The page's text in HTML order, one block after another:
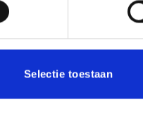
Selectie toestaan